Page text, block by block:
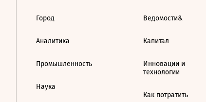
Город
Аналитика
Промышленность
Наука
Ведомости&
Капитал
Инновации и
технологии
Как потратить